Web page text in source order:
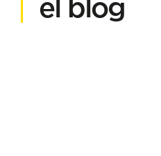
el blog